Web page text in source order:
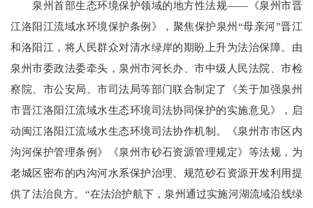
泉州首部生态环境保护领域的地方性法规——《泉州市晋
江洛阳江流域水环境保护条例》，聚焦保护泉州“母亲河”晋江
和洛阳江，将人民群众对清水绿岸的期盼上升为法治保障。由
泉州市委政法委牵头，泉州市河长办、市中级人民法院、市检
察院、市公安局、市司法局等部门联合制定了《关于加强泉州
市晋江洛阳江流域水生态环境司法协同保护的实施意见》，启
动闽江洛阳江流域水生态环境司法协作机制。《泉州市市区内
沟河保护管理条例》《泉州市砂石资源管理规定》等法规，为
老城区密布的内沟河水系保护治理、规范砂石资源开发利用提
供了法治良方。“在法治护航下，泉州通过实施河湖流域沿线绿